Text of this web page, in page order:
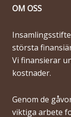
OM OSS
största
Vi finansierar
kostnader.
Genom de
viktiga arbete